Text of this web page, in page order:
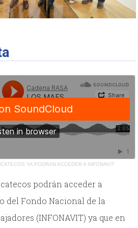
YA PODRAN ACCEDER A INFONAVIT
podrán acceder a
del Fondo Nacional de la
(INFONAVIT) ya que en